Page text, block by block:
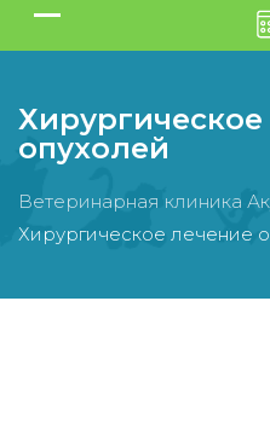
опухолей
Ветеринарная клиника
Хирургическое лечение